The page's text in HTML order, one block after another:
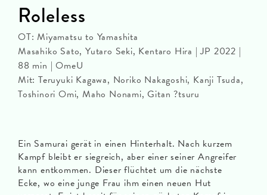
Ein Samurai gerät in einen Hinterhalt. Nach kurzem
Kampf bleibt er siegreich, aber einer seiner Angreifer
kann entkommen. Dieser flüchtet um die nächste
Ecke, wo eine junge Frau ihm einen neuen Hut
Roleless
OT: Miyamatsu to Yamashita
Masahiko Sato, Yutaro Seki, Kentaro Hira | JP 2022 |
88 min | OmeU
Mit: Teruyuki Kagawa, Noriko Nakagoshi, Kanji Tsuda,
Toshinori Omi, Maho Nonami, Gitan ?tsuru